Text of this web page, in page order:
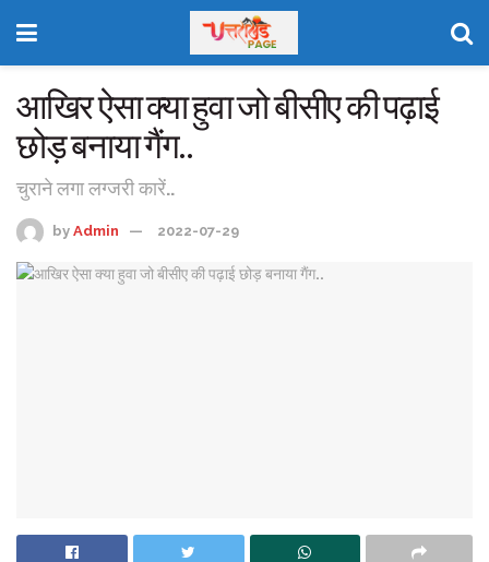
आखिर ऐसा क्या हुवा जो बीसीए की पढ़ाई
छोड़ बनाया गैंग..
चुराने लगा लग्जरी कारें..
by Admin 2022-07-29